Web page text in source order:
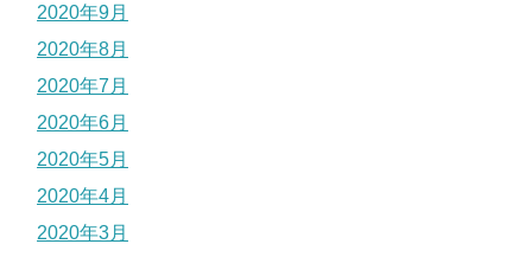
2020年9月
2020年8月
2020年7月
2020年6月
2020年5月
2020年4月
2020年3月